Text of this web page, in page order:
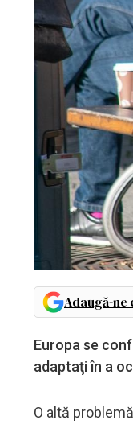
Adaugă-ne
Europa se
adaptaţi în a
O altă